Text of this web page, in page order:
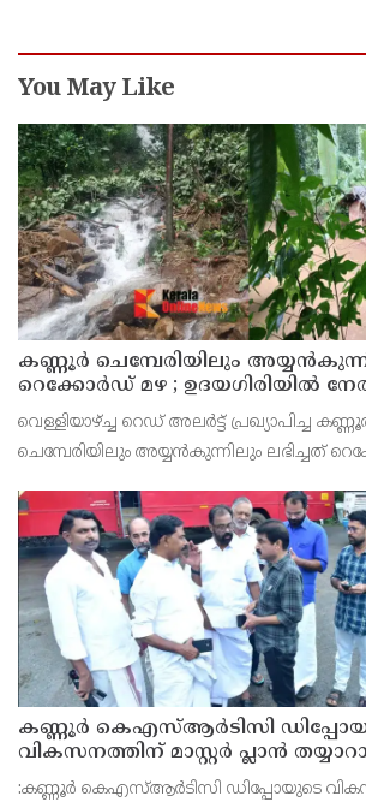
You May Like
കണ്ണൂർ ചെമ്പേരിയിലും
റെക്കോർഡ് മഴ ; ഉദയഗിരിയിൽ
ഉരുൾപൊട്ടൽ; 13 പേരെ ക്യാമ്പിലേക്ക്
വെള്ളിയാഴ്ച്ച റെഡ് അലർട്ട് പ്രഖ്യാപിച്ച
ചെമ്പേരിയിലും അയ്യൻകുന്നിലും ലഭിച്ചത്
മില്ലിമീറ്റർ മഴ ആ സമയം സംസ്ഥാനത്ത
കണ്ണൂർ കെഎസ്ആർടിസി
വികസനത്തിന് മാസ്റ്റർ പ്ലാൻ
സമർപ്പിക്കും : ടി ഒ മോഹനൻ
:കണ്ണൂർ കെഎസ്ആർടിസി ഡിപ്പോയുടെ